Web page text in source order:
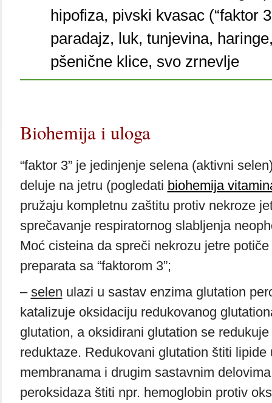
hipofiza, pivski kvasac (“faktor
paradajz, luk, tunjevina,
pšenične klice, svo zrnevlje
Biohemija i uloga
“faktor 3” je jedinjenje selena (aktivni
deluje na jetru (pogledati biohemija
pružaju kompletnu zaštitu protiv nekroze
sprečavanje respiratornog slabljenja
Moć cisteina da spreči nekrozu jetre
preparata sa “faktorom 3”;
– selen ulazi u sastav enzima glutation
katalizuje oksidaciju redukovanog
glutation, a oksidirani glutation se
reduktaze. Redukovani glutation štiti lipide
membranama i drugim sastavnim
peroksidaza štiti npr. hemoglobin protiv